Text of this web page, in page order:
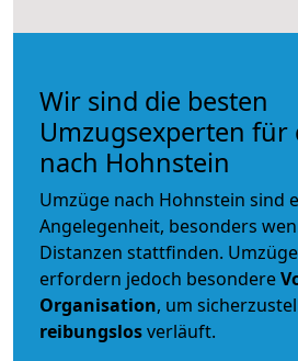
Wir sind die besten
Umzugsexperten für
nach Hohnstein
Umzüge nach Hohnstein sind
Angelegenheit, besonders
Distanzen stattfinden.
erfordern jedoch besondere
Organisation, um
reibungslosverläuft.